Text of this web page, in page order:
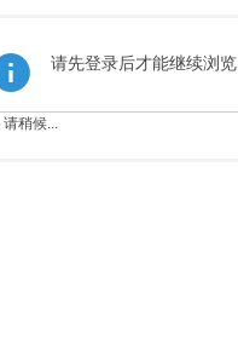
请先登录后才能继续浏览
请稍候...